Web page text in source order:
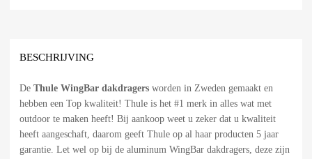
BESCHRIJVING
De Thule WingBar dakdragers worden in Zweden gemaakt en
hebben een Top kwaliteit! Thule is het #1 merk in alles wat met
outdoor te maken heeft! Bij aankoop weet u zeker dat u kwaliteit
heeft aangeschaft, daarom geeft Thule op al haar producten 5 jaar
garantie. Let wel op bij de aluminum WingBar dakdragers, deze zijn